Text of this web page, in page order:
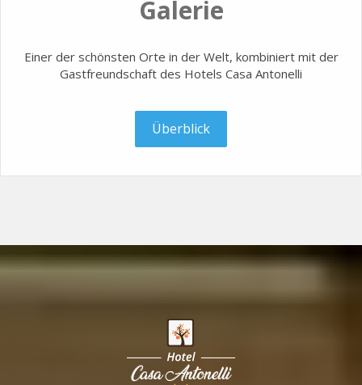
Galerie
Einer der schönsten Orte in der Welt, kombiniert mit der
Gastfreundschaft des Hotels Casa Antonelli
Überblick